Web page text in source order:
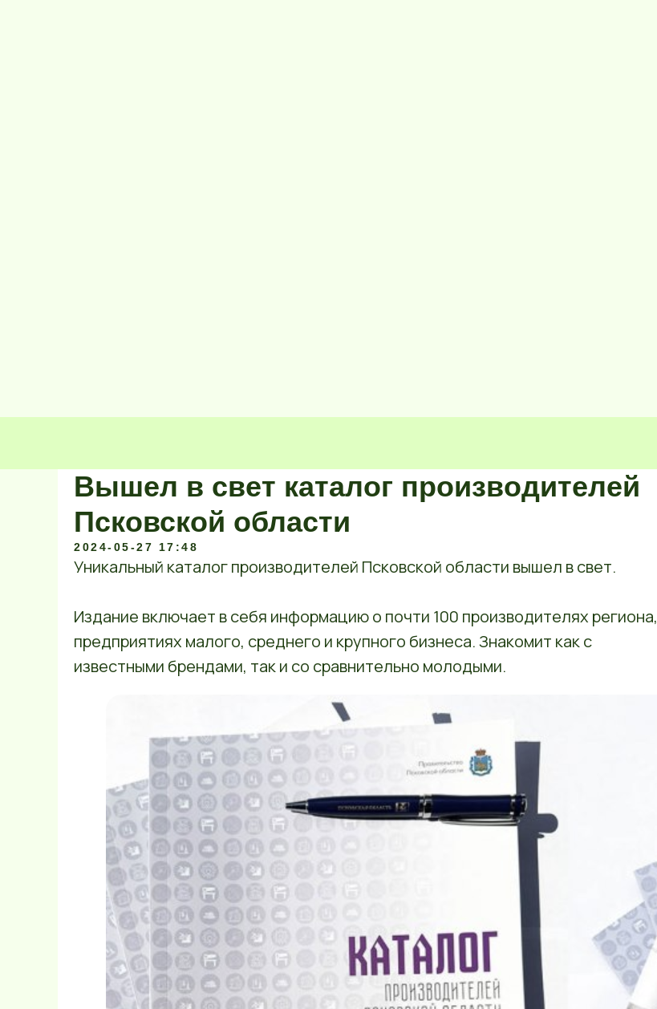
Вышел в свет каталог производителей
Псковской области
2024-05-27 17:48
Уникальный каталог производителей Псковской области вышел в свет.
Издание включает в себя информацию о почти 100 производителях региона,
предприятиях малого, среднего и крупного бизнеса. Знакомит как с
известными брендами, так и со сравнительно молодыми.